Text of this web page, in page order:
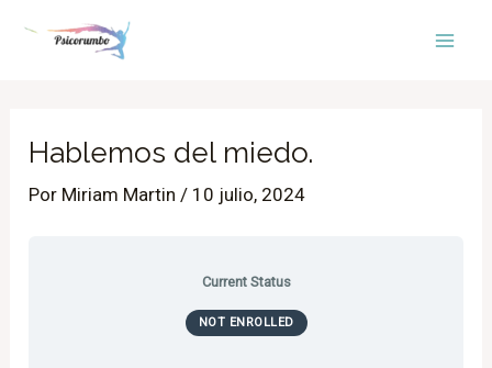
Hablemos del miedo.
Por Miriam Martin/ 10 julio, 2024
Current Status
NOT ENROLLED